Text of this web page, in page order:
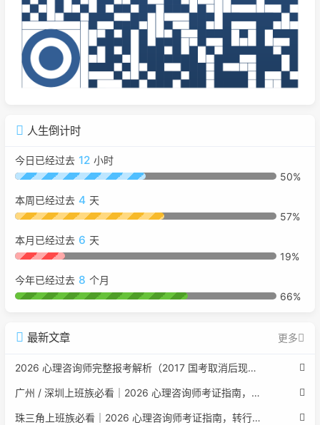
人生倒计时
今日已经过去 12 小时
50%
本周已经过去 4 天
57%
本月已经过去 6 天
19%
今年已经过去 8 个月
66%
最新文章 更多
2026 心理咨询师完整报考解析（2017 国考取消后现行权威体系 + 避坑全指南）
广州 / 深圳上班族必看｜2026 心理咨询师考证指南，转行副业、情绪疏导双收益
珠三角上班族必看｜2026 心理咨询师考证指南，转行副业、情绪疏导双收益